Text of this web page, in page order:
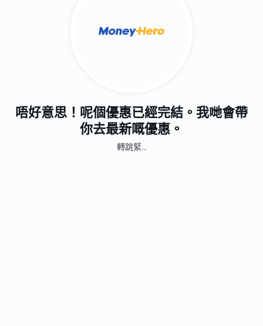
唔好意思！呢個優惠已經完結。我哋會帶
你去最新嘅優惠。
轉跳緊...